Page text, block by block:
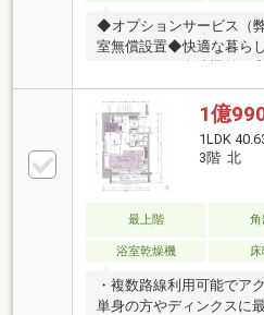
◆オプションサービス（
室無償設置◆快適な暮ら
ンはうれしい食洗機付
いているため、気持ち良
に窓が付いているため、
す◎◆充実した周辺環境
一丁目店…徒歩 1分（約
東京メトロ東西線・丸ノ
都営地下鉄三田線「大手
京浜東北線・中央線・
1億
1LDK
3階 北
最上階 角
浴室乾燥機
・複数路線利用可能でア
単身の方やディンクスに